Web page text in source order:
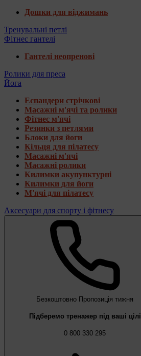
Дошки для віджимань
Тренувальні петлі
Фітнес гантелі
Гантелі неопренові
Ролики для преса
Йога
Еспандери стрічкові
Масажні м'ячі та ролики
Фітнес м'ячі
Резинки з петлями
Блоки для йоги
Кільця для пілатесу
Масажні м'ячі
Масажні ролики
Килимки акупунктурні
Килимки для йоги
М'ячі для пілатесу
Аксесуари для спорту і фітнесу
Безкоштовно Пропозиція тижня
Підберемо тренажер під ваші цілі
0 800 330 295